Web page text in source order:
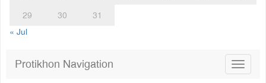
29
30
31
« Jul
Toggle
Protikhon Navigation